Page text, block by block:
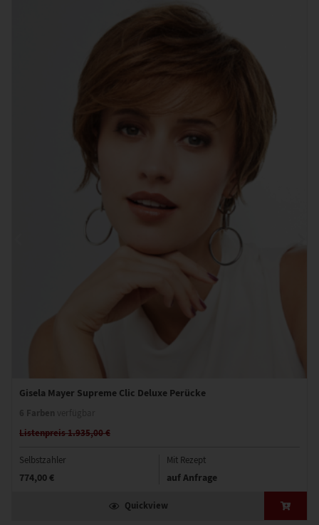
Gisela Mayer Supreme Clic Deluxe Perücke
Listenpreis 1.935,00 €
Selbstzahler
774,00 €
Mit Rezept
auf Anfrage
Quickview